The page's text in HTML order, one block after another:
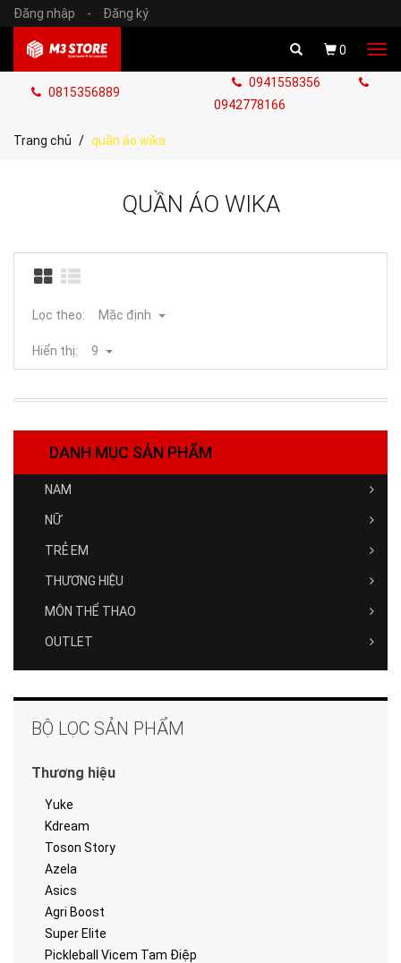
Đăng nhập - Đăng ký
0
0815356889
0941558356
0942778166
Trang chủ quần áo wika
QUẦN ÁO WIKA
Lọc theo: Mặc định
Hiển thị: 9
DANH MỤC SẢN PHẨM
NAM
NỮ
TRẺ EM
THƯƠNG HIỆU
MÔN THỂ THAO
OUTLET
BỘ LỌC SẢN PHẨM
Thương hiệu
Yuke
Kdream
Toson Story
Azela
Asics
Agri Boost
Super Elite
Pickleball Vicem Tam Điệp